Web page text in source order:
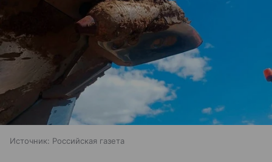
Источник: Российская газета